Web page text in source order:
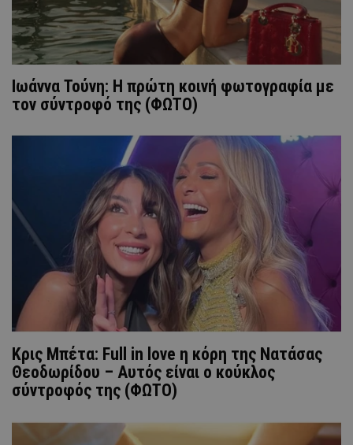
Ιωάννα Τούνη: H πρώτη κοινή φωτογραφία με
τον σύντροφό της (ΦΩΤΟ)
Κρις Μπέτα: Full in love η κόρη της Νατάσας
Θεοδωρίδου – Αυτός είναι ο κούκλος
σύντροφός της (ΦΩΤΟ)